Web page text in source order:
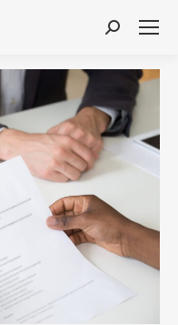
Search: